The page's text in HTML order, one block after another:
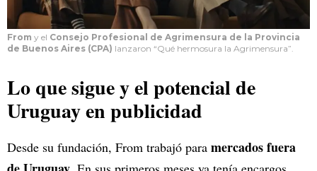
From y el Consejo Profesional de Agrimensura de la Provincia
de Buenos Aires (CPA) lanzaron “Qué hermosura la Agrimensura”.
Lo que sigue y el potencial de
Uruguay en publicidad
Desde su fundación, From trabajó para mercados fuera